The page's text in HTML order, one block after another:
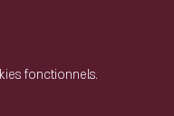
fonctionnels.